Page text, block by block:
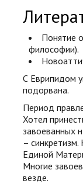
Понятие
философии).
С Еврипидом
подорвана.
Период
Хотел
завоеванных
–
Единой
Многие
везде.